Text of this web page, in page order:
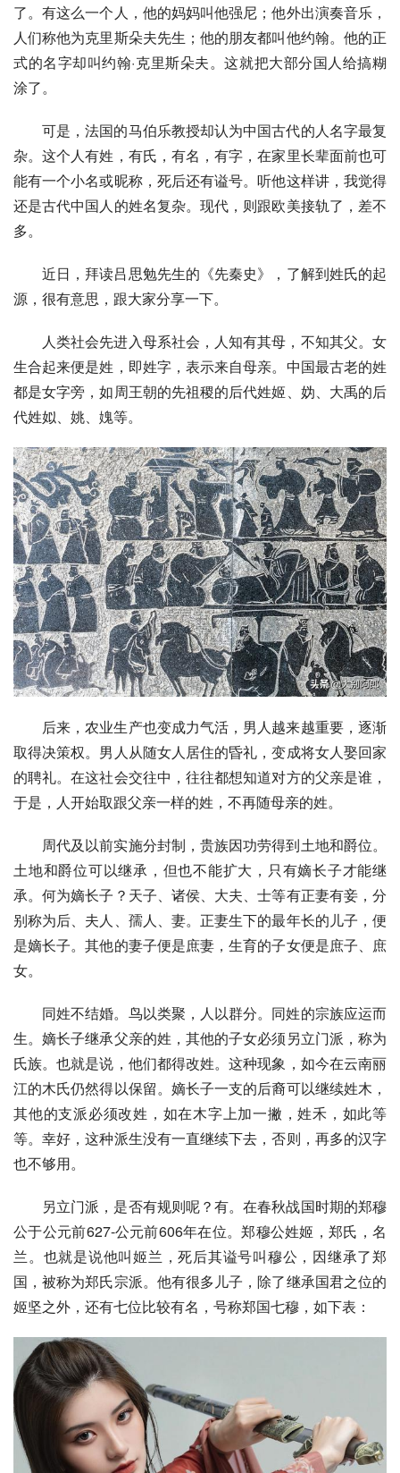
了。有这么一个人，他的妈妈叫他强尼；他外出演奏音乐，
人们称他为克里斯朵夫先生；他的朋友都叫他约翰。他的正
式的名字却叫约翰·克里斯朵夫。这就把大部分国人给搞糊
涂了。
可是，法国的马伯乐教授却认为中国古代的人名字最复
杂。这个人有姓，有氏，有名，有字，在家里长辈面前也可
能有一个小名或昵称，死后还有谥号。听他这样讲，我觉得
还是古代中国人的姓名复杂。现代，则跟欧美接轨了，差不
多。
近日，拜读吕思勉先生的《先秦史》，了解到姓氏的起
源，很有意思，跟大家分享一下。
人类社会先进入母系社会，人知有其母，不知其父。女
生合起来便是姓，即姓字，表示来自母亲。中国最古老的姓
都是女字旁，如周王朝的先祖稷的后代姓姬、妫、 大禹的后
代姓姒、姚、媿等。
后来，农业生产也变成力气活，男人越来越重要，逐渐
取得决策权。男人从随女人居住的昏礼，变成将女人娶回家
的聘礼。在这社会交往中，往往都想知道对方的父亲是谁，
于是，人开始取跟父亲一样的姓，不再随母亲的姓。
周代及以前实施分封制 ，贵族因功劳得到土地和爵位。
土地和爵位可以继承，但也不能扩大，只有嫡长子才能继
承。何为嫡长子？天子、诸侯、大夫、士等有正妻有妾，分
别称为后、夫人、孺人、妻。正妻生下的最年长的儿子，便
是嫡长子。其他的妻子便是庶妻，生育的子女便是庶子、庶
女。
同姓不结婚。鸟以类聚，人以群分。同姓的宗族应运而
生。嫡长子继承父亲的姓，其他的子女必须另立门派，称为
氏族。也就是说，他们都得改姓。这种现象，如今在云南丽
江的木氏仍然得以保留。嫡长子一支的后裔可以继续姓木，
其他的支派必须改姓，如在木字上加一撇，姓禾，如此等
等。幸好，这种派生没有一直继续下去，否则，再多的汉字
也不够用。
另立门派，是否有规则呢？有。在春秋战国时期的郑穆
公于公元前627-公元前606年在位。郑穆公姓姬，郑氏，名
兰。也就是说他叫姬兰，死后其谥号叫穆公，因继承了郑
国 ，被称为郑氏宗派。他有很多儿子，除了继承国君之位的
姬坚之外，还有七位比较有名，号称郑国七穆，如下表：